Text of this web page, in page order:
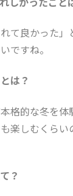
て良かった
ですね。
は？
格的な冬を
楽しむくら
？